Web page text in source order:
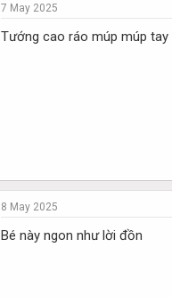
7 May 2025
Tướng cao ráo múp múp
8 May 2025
Bé này ngon như lời đồn